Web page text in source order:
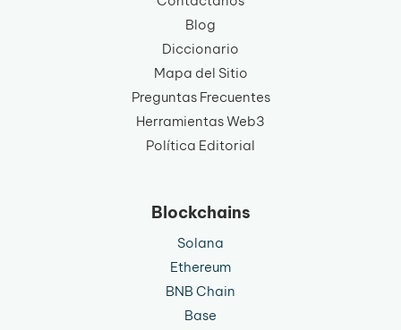
Blog
Diccionario
Mapa del Sitio
Preguntas Frecuentes
Herramientas Web3
Política Editorial
Blockchains
Solana
Ethereum
BNB Chain
Base